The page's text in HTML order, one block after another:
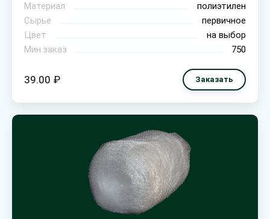
Материал
полиэтилен
Сырье
первичное
Цвет
на выбор
Мин.заказ
750
39.00 ₽ Заказать